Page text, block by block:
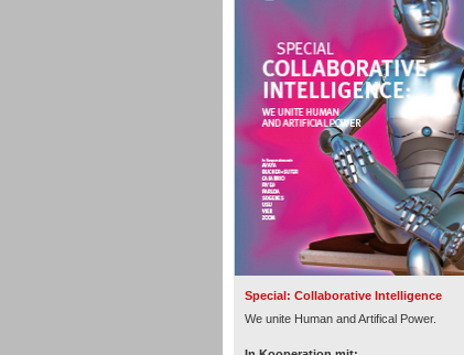
Special: Collaborative Intelligence
We unite Human and Artifical Power.
Personal
Inbound